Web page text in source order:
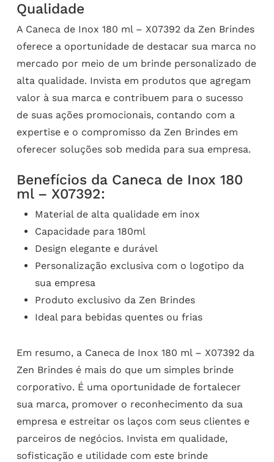
Qualidade
A Caneca de Inox 180 ml – X07392 da Zen Brindes
oferece a oportunidade de destacar sua marca no
mercado por meio de um brinde personalizado de
alta qualidade. Invista em produtos que agregam
valor à sua marca e contribuem para o sucesso
de suas ações promocionais, contando com a
expertise e o compromisso da Zen Brindes em
oferecer soluções sob medida para sua empresa.
Benefícios da Caneca de Inox 180
ml – X07392:
Material de alta qualidade em inox
Capacidade para 180ml
Design elegante e durável
Personalização exclusiva com o logotipo da
sua empresa
Produto exclusivo da Zen Brindes
Ideal para bebidas quentes ou frias
Em resumo, a Caneca de Inox 180 ml – X07392 da
Zen Brindes é mais do que um simples brinde
corporativo. É uma oportunidade de fortalecer
sua marca, promover o reconhecimento da sua
empresa e estreitar os laços com seus clientes e
parceiros de negócios. Invista em qualidade,
sofisticação e utilidade com este brinde